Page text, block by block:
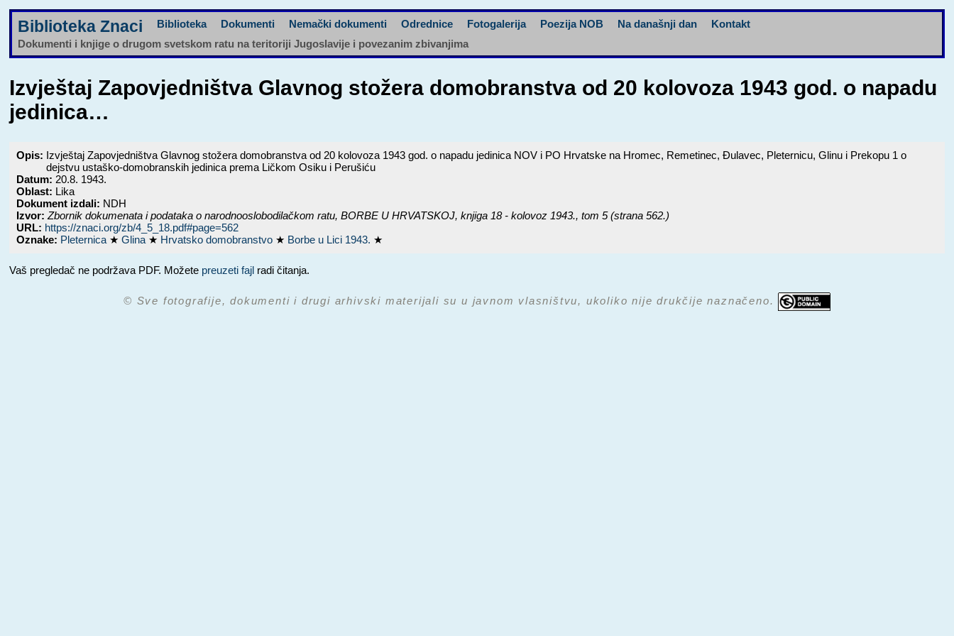
Biblioteka Znaci Biblioteka Dokumenti Nemački dokumenti Odrednice Fotogalerija Poezija NOB Na današnji dan
Kontakt
Dokumenti i knjige o drugom svetskom ratu na teritoriji Jugoslavije i povezanim zbivanjima
Izvještaj Zapovjedništva Glavnog stožera domobranstva od 20 kolovoza 1943 god. o napadu
jedinica…
Opis: Izvještaj Zapovjedništva Glavnog stožera domobranstva od 20 kolovoza 1943 god. o napadu jedinica NOV i PO Hrvatske na Hromec, Remetinec, Đulavec, Pleternicu, Glinu i Prekopu 1 o
dejstvu ustaško-domobranskih jedinica prema Ličkom Osiku i Perušiću
Datum: 20.8. 1943.
Oblast: Lika
Dokument izdali: NDH
Izvor: Zbornik dokumenata i podataka o narodnooslobodilačkom ratu,BORBE U HRVATSKOJ, knjiga 18 - kolovoz 1943., tom 5 (strana 562.)
URL: https://znaci.org/zb/4_5_18.pdf#page=562
Oznake: Pleternica ★Glina ★ Hrvatsko domobranstvo ★ Borbe u Lici 1943. ★
Vaš pregledač ne podržava PDF. Možete preuzeti fajl radi čitanja.
© Sve fotografije, dokumenti i drugi arhivski materijali su u javnom vlasništvu, ukoliko nije drukčije naznačeno.